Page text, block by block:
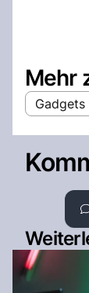
Mehr
Gadgets